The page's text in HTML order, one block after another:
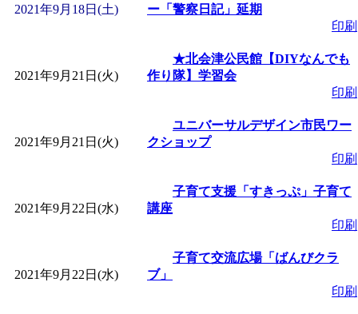
2021年9月18日(土)
ー「警察日記」延期
印刷
2021年9月21日(火)
★北会津公民館【DIYなんでも
作り隊】学習会
印刷
2021年9月21日(火)
ユニバーサルデザイン市民ワー
クショップ
印刷
2021年9月22日(水)
子育て支援「すきっぷ」子育て
講座
印刷
2021年9月22日(水)
子育て交流広場「ばんびクラ
ブ」
印刷